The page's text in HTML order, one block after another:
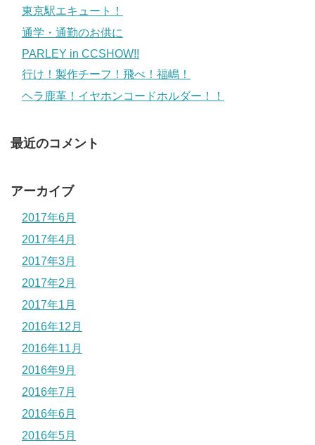
東京駅エキュート！
通学・通勤のお供に
PARLEY in CCSHOW!!
行け！製作チーフ！飛べ！福嶋！
ヘラ鹿革！イヤホンコードホルダー！！
最近のコメント
アーカイブ
2017年6月
2017年4月
2017年3月
2017年2月
2017年1月
2016年12月
2016年11月
2016年9月
2016年7月
2016年6月
2016年5月